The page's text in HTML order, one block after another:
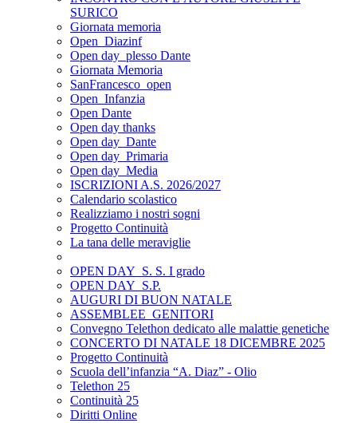
SURICO
Giornata memoria
Open_Diazinf
Open day_plesso Dante
Giornata Memoria
SanFrancesco_open
Open_Infanzia
Open Dante
Open day thanks
Open day_Dante
Open day_Primaria
Open day_Media
ISCRIZIONI A.S. 2026/2027
Calendario scolastico
Realizziamo i nostri sogni
Progetto Continuità
La tana delle meraviglie
OPEN DAY_S. S. I grado
OPEN DAY_S.P.
AUGURI DI BUON NATALE
ASSEMBLEE_GENITORI
Convegno Telethon dedicato alle malattie genetiche
CONCERTO DI NATALE 18 DICEMBRE 2025
Progetto Continuità
Scuola dell’infanzia “A. Diaz” - Olio
Telethon 25
Continuità 25
Diritti Online